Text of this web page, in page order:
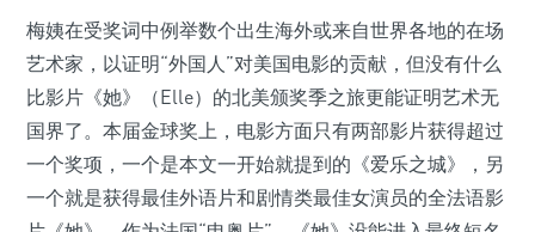
梅姨在受奖词中例举数个出生海外或来自世界各地的在场
艺术家，以证明“外国人”对美国电影的贡献，但没有什么
比影片《她》（Elle）的北美颁奖季之旅更能证明艺术无
国界了。本届金球奖上，电影方面只有两部影片获得超过
一个奖项，一个是本文一开始就提到的《爱乐之城》，另
一个就是获得最佳外语片和剧情类最佳女演员的全法语影